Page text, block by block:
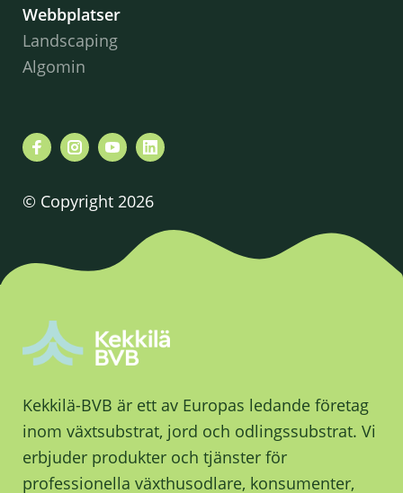
Webbplatser
Landscaping
Algomin
© Copyright 2026
Kekkilä-BVB är ett av Europas ledande företag
inom växtsubstrat, jord och odlingssubstrat. Vi
erbjuder produkter och tjänster för
professionella växthusodlare, konsumenter,